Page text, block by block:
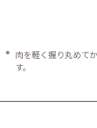
＊ 肉を軽く握り丸めて
す。